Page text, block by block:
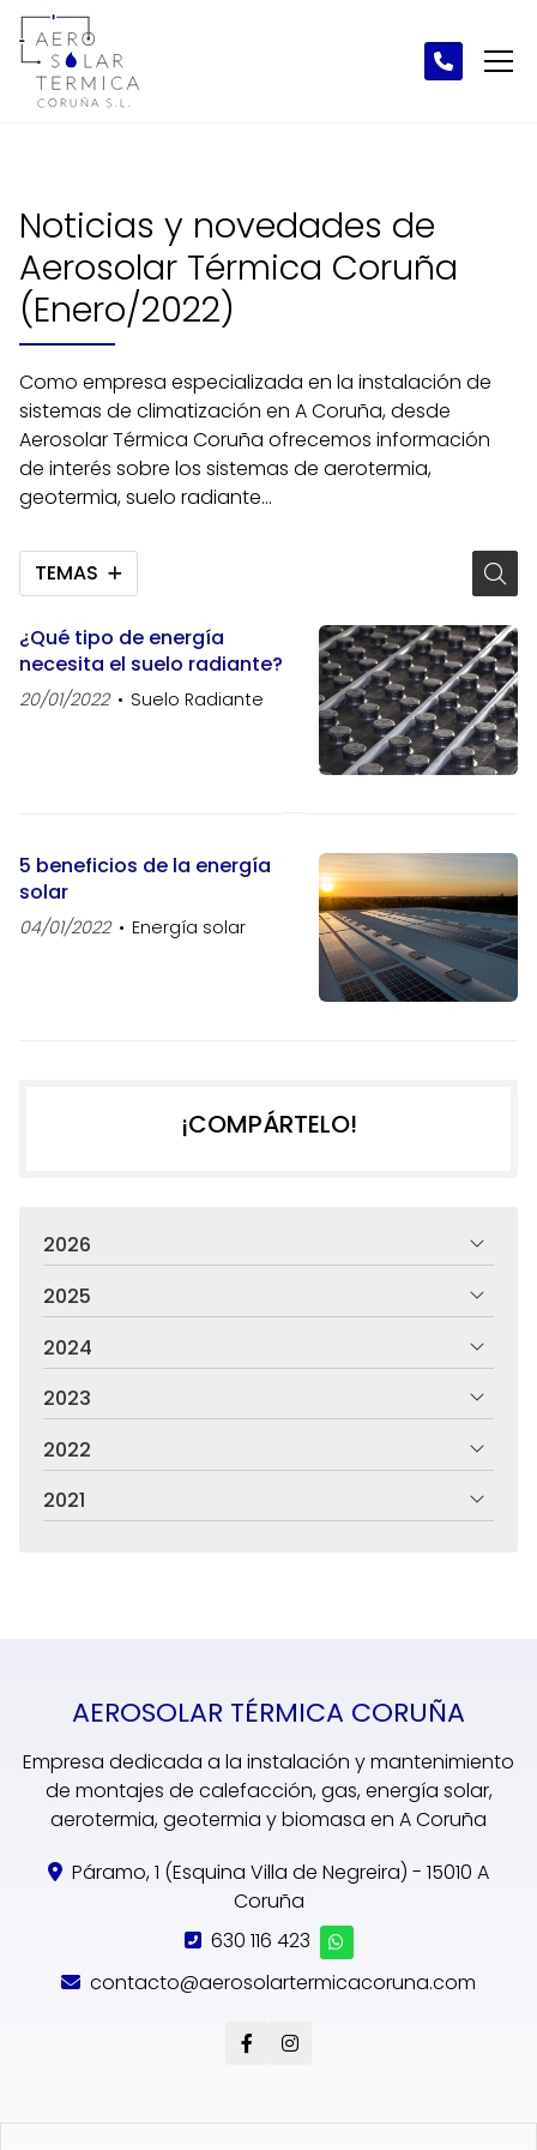
Noticias y novedades de
Aerosolar Térmica Coruña
(Enero/2022)
Como empresa especializada en la instalación de
sistemas de climatización en A Coruña, desde
Aerosolar Térmica Coruña ofrecemos información
de interés sobre los sistemas de aerotermia,
geotermia, suelo radiante...
TEMAS
¿Qué tipo de energía
necesita el suelo radiante?
20/01/2022 Suelo Radiante
5 beneficios de la energía
solar
04/01/2022 Energía solar
¡COMPÁRTELO!
2026
2025
2024
2023
2022
2021
AEROSOLAR TÉRMICA CORUÑA
Empresa dedicada a la instalación y mantenimiento
de montajes de calefacción, gas, energía solar,
aerotermia, geotermia y biomasa en A Coruña
Páramo, 1 (Esquina Villa de Negreira) - 15010 A
Coruña
630 116 423
contacto@aerosolartermicacoruna.com